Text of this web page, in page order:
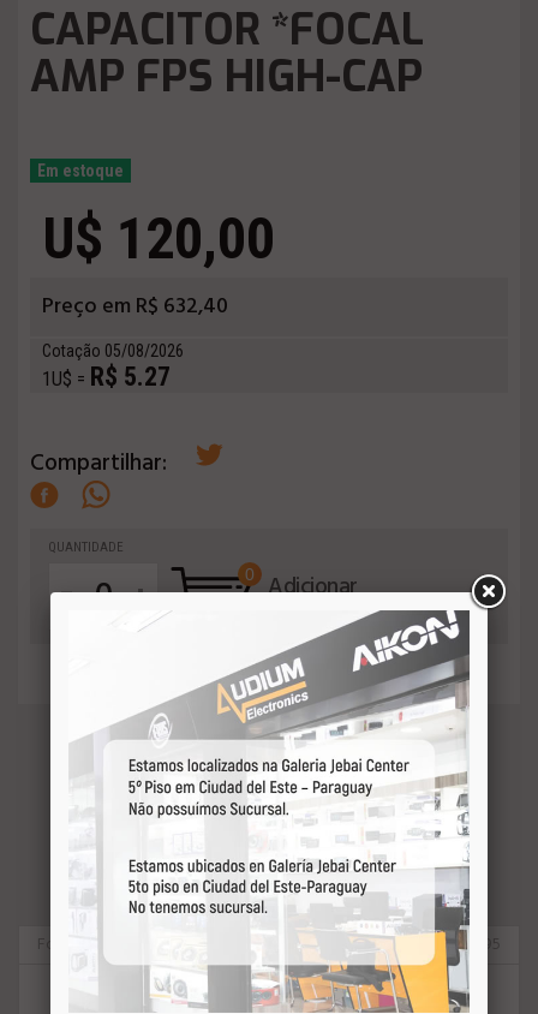
CAPACITOR *FOCAL
AMP FPS HIGH-CAP
Em estoque
U$ 120,00
Preço em R$ 632,40
Cotação 05/08/2026
1U$ = R$ 5.27
Compartilhar:
QUANTIDADE
- +
0 Adicionar
ao orçamento
VEJA MAIS
37495